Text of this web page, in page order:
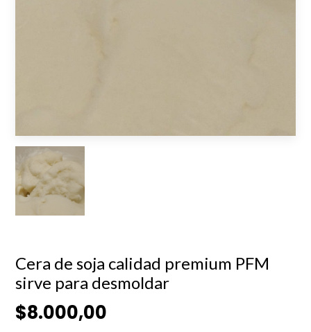
Cera de soja calidad premium PFM
sirve para desmoldar
$8.000,00